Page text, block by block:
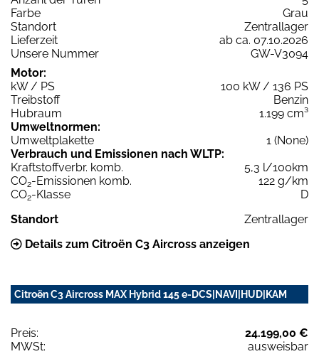
Farbe
Grau
Standort
Zentrallager
Lieferzeit
ab ca. 07.10.2026
Unsere Nummer
GW-V3094
Motor:
kW / PS
100 kW / 136 PS
Treibstoff
Benzin
Hubraum
1.199 cm³
Umweltnormen:
Umweltplakette
1 (None)
Verbrauch und Emissionen nach WLTP:
Kraftstoffverbr. komb.
5,3 l/100km
CO2-Emissionen komb.
122 g/km
CO2-Klasse
D
Standort
Zentrallager
Details zum Citroën C3 Aircross anzeigen
Citroën C3 Aircross MAX Hybrid 145 e-DCS|NAVI|HUD|KAM
Preis:
24.199,00 €
MWSt:
ausweisbar